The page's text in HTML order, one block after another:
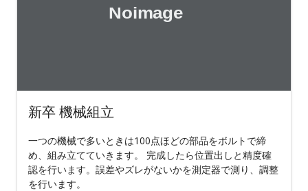
新卒 機械組立
一つの機械で多いときは100点ほどの部品をボルトで締
め、組み立てていきます。 完成したら位置出しと精度確
認を行います。誤差やズレがないかを測定器で測り、調整
を行います。